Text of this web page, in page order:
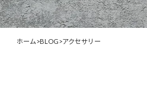
ホーム>BLOG>アクセサリー